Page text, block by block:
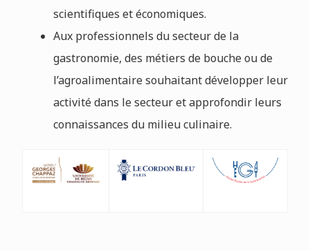
scientifiques et économiques.
Aux professionnels du secteur de la
gastronomie, des métiers de bouche ou de
l’agroalimentaire souhaitant développer leur
activité dans le secteur et approfondir leurs
connaissances du milieu culinaire.